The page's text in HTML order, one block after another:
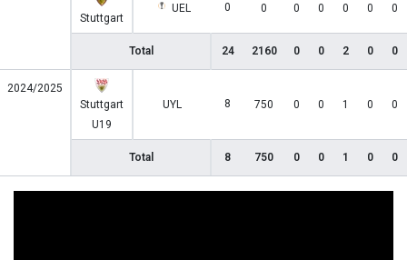
Stuttgart
UEL 0 0 0 0 0 0 0
Total 24 2160 0 0 2 0 0
2024/2025
Stuttgart
U19
UYL 8 750 0 0 1 0 0
Total 8 750 0 0 1 0 0